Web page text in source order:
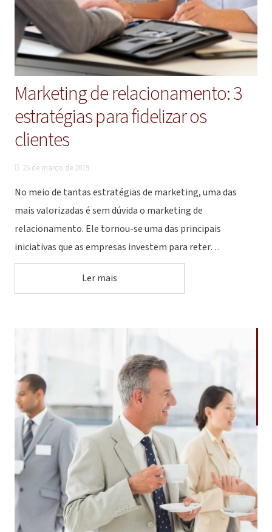
Marketing de relacionamento: 3
estratégias para fidelizar os
clientes
25 de março de 2019
No meio de tantas estratégias de marketing, uma das
mais valorizadas é sem dúvida o marketing de
relacionamento. Ele tornou-se uma das principais
iniciativas que as empresas investem para reter…
Ler mais